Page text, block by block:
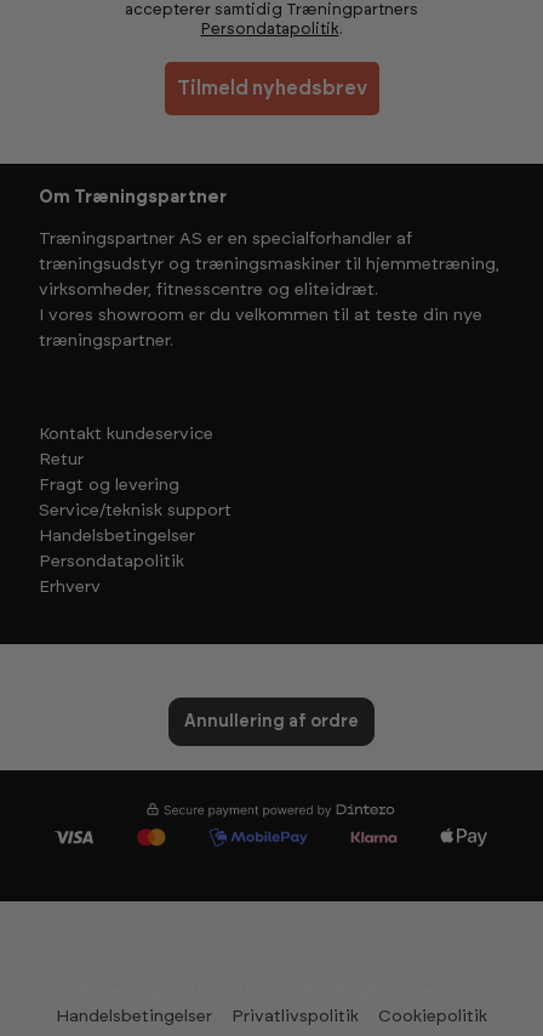
accepterer samtidig Træningpartners
Persondatapolitik.
Tilmeld nyhedsbrev
Om Træningspartner
Træningspartner AS er en specialforhandler af
træningsudstyr og træningsmaskiner til hjemmetræning,
virksomheder, fitnesscentre og eliteidræt.
I vores showroom er du velkommen til at teste din nye
træningspartner.
Kontakt kundeservice
Retur
Fragt og levering
Service/teknisk support
Handelsbetingelser
Persondatapolitik
Erhverv
Annullering af ordre
Handelsbetingelser
Privatlivspolitik Cookiepolitik